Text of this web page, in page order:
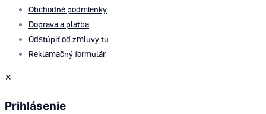
Obchodné podmienky
Doprava a platba
Odstúpiť od zmluvy tu
Reklamačný formulár
✕
Prihlásenie